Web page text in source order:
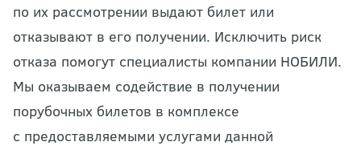
по их рассмотрении выдают билет или
отказывают в его получении. Исключить риск
отказа помогут специалисты компании НОБИЛИ.
Мы оказываем содействие в получении
порубочных билетов в комплексе
с предоставляемыми услугами данной